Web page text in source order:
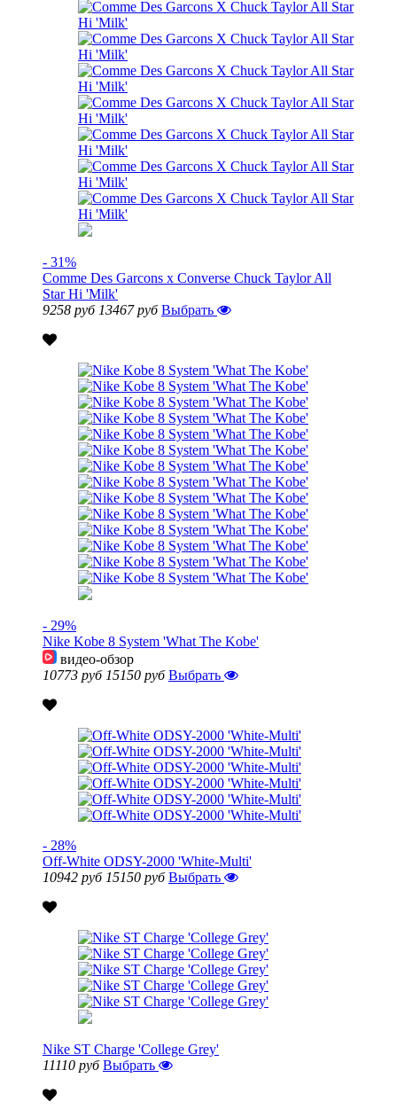
- 31%
Comme Des Garcons x Converse Chuck Taylor All
Star Hi 'Milk'
9258 руб 13467 руб Выбрать
- 29%
Nike Kobe 8 System 'What The Kobe'
видео-обзор
10773 руб 15150 руб Выбрать
- 28%
Off-White ODSY-2000 'White-Multi'
10942 руб 15150 руб Выбрать
Nike ST Charge 'College Grey'
11110 руб Выбрать